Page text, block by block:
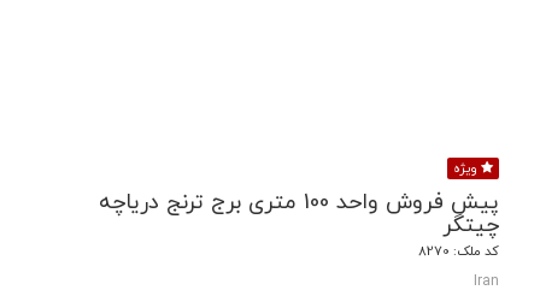
ویژه
پیش فروش واحد 100 متری برج ترنج دریاچه
چیتگر
کد ملک: 8270
Iran